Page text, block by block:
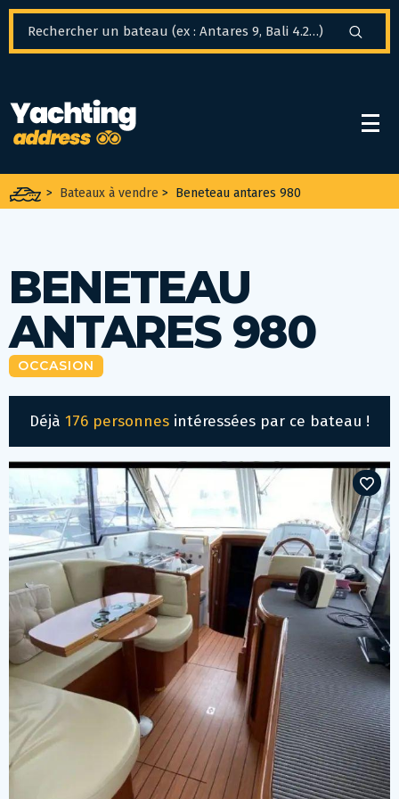
> Bateaux à vendre > Beneteau antares 980
BENETEAU
ANTARES 980
OCCASION
Déjà 176 personnes intéressées par ce bateau !
Panneau de gestion des cookies